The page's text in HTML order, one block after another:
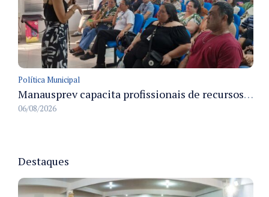
Política Municipal
Manausprev capacita profissionais de recursos humanos para agilizar concessão de aposentadorias no município
06/08/2026
Destaques